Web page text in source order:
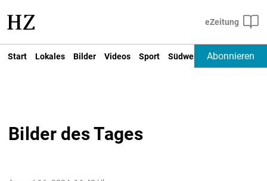
Start Lokales Bilder Videos Sport Südwest Deutschland
Abonnieren
Bilder des Tages